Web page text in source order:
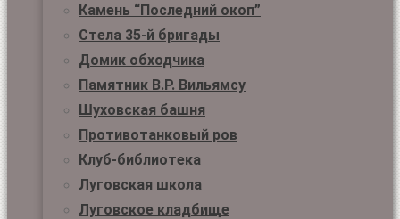
Камень “Последний окоп”
Стела 35-й бригады
Домик обходчика
Памятник В.Р. Вильямсу
Шуховская башня
Противотанковый ров
Клуб-библиотека
Луговская школа
Луговское кладбище